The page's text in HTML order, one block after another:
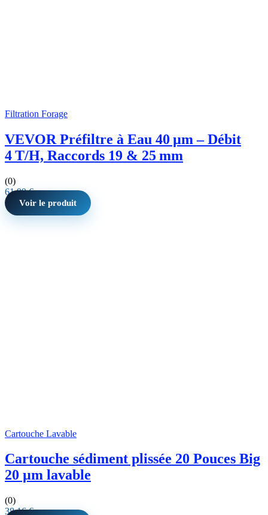
Filtration Forage
VEVOR Préfiltre à Eau 40 µm – Débit
4 T/H, Raccords 19 & 25 mm
(0)
61,99€
Voir le produit
Cartouche Lavable
Cartouche sédiment plissée 20 Pouces Big
20 µm lavable
(0)
38,16€